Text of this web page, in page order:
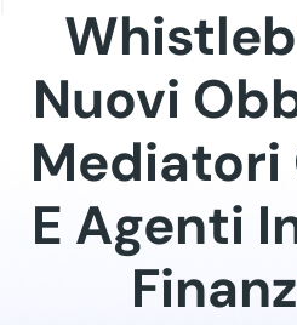
Nuovi
E Agenti